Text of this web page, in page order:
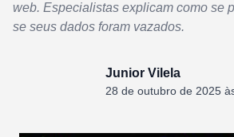
web. Especialistas explicam como se
se seus dados foram vazados.
Junior Vilela
28 de outubro de 2025